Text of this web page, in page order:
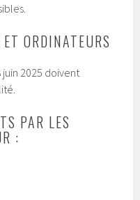
ORDINATEURS
2025 doivent
PAR LES
: